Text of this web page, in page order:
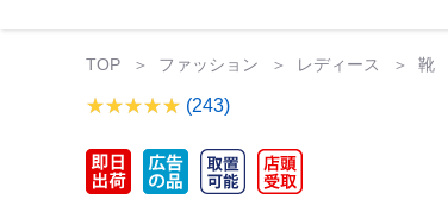
TOP ファッション レディース 靴
(243)